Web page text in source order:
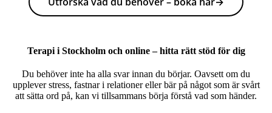
Terapi i Stockholm och online – hitta rätt stöd för dig
Du behöver inte ha alla svar innan du börjar. Oavsett om du
upplever stress, fastnar i relationer eller bär på något som är svårt
att sätta ord på, kan vi tillsammans börja förstå vad som händer.